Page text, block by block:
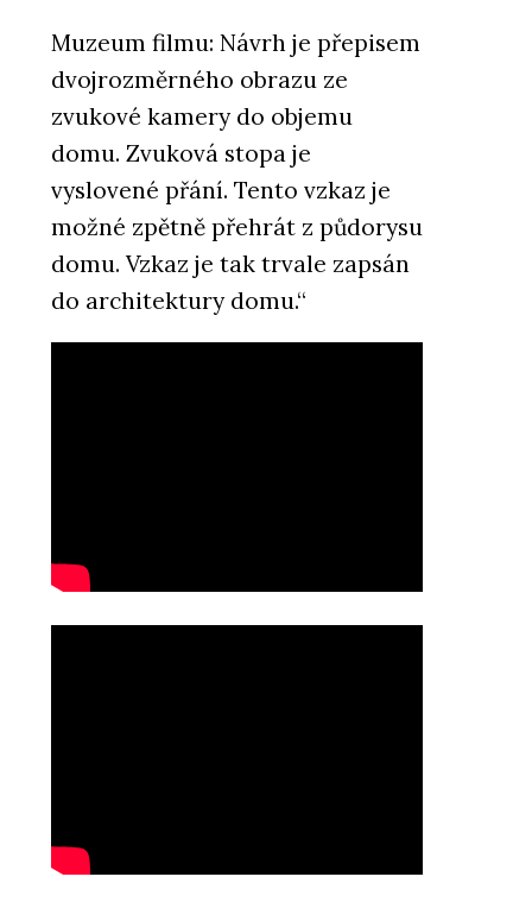
Muzeum filmu: Návrh je přepisem
dvojrozměrného obrazu ze
zvukové kamery do objemu
domu. Zvuková stopa je
vyslovené přání. Tento vzkaz je
možné zpětně přehrát z půdorysu
domu. Vzkaz je tak trvale zapsán
do architektury domu.“